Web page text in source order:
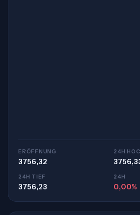
ERÖFFNUNG
3756,32
24H
24H TIEF
3756,23
24H
0,00%